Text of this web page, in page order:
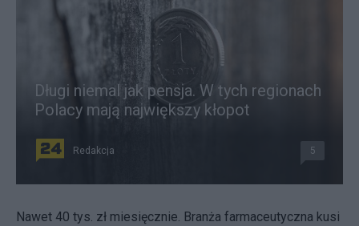
Długi niemal jak pensja. W tych regionach
Polacy mają największy kłopot
Redakcja 5
Nawet 40 tys. zł miesięcznie. Branża farmaceutyczna kusi